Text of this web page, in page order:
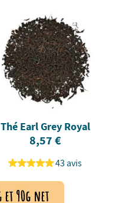
Thé Earl Grey Royal
8,57 €
43 avis